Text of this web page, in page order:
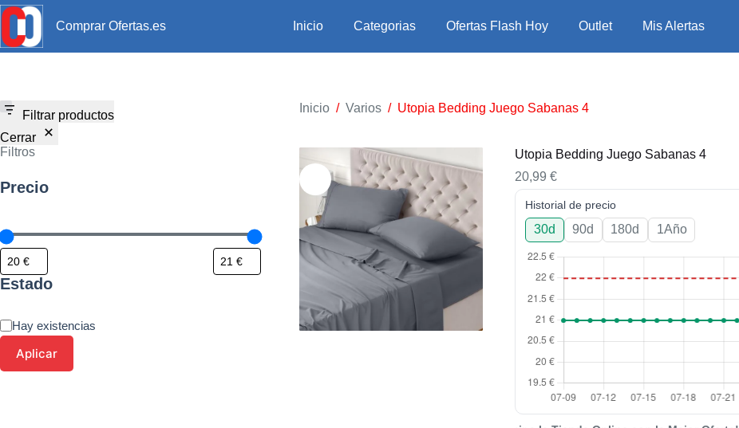
Comprar Ofertas.es Inicio Categorias Ofertas Flash Hoy Outlet Mis Alertas
Inicio / Varios / Utopia Bedding Juego Sabanas 4
Utopia Bedding Juego Sabanas 4
20,99€
Historial de precio
30d 90d 180d 1Año
Filtrar productos
Cerrar
Filtros
Precio
Estado
Hay existencias
Aplicar